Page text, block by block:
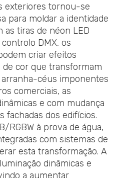
exteriores tornou-se
para moldar a identidade
as tiras de néon LED
DMX, os
criar efeitos
cor que transformam
céus imponentes
comerciais, as
e com mudança
fachadas dos edifícios.
RGBW à prova de água,
com sistemas de
esta transformação. A
dinâmicas e
a aumentar